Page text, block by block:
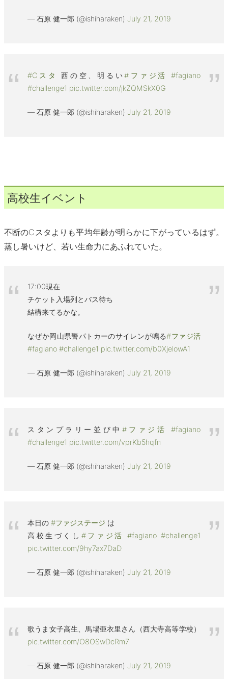
— 石原 健一郎 (@ishiharaken)July 21, 2019
#Cスタ 西の空、明るい#ファジ活
#fagiano
#challenge1 pic.twitter.com/jkZQMSkX0G
— 石原 健一郎 (@ishiharaken)July 21, 2019
高校生イベント
不断のCスタよりも平均年齢が明らかに下がっているはず。
蒸し暑いけど、若い生命力にあふれていた。
17:00現在
チケット入場列とバス待ち
結構来てるかな。
なぜか岡山県警パトカーのサイレンが鳴る#ファジ活
#fagiano #challenge1 pic.twitter.com/b0XjelowA1
— 石原 健一郎 (@ishiharaken)July 21, 2019
スタンプラリー並び中 #ファジ活
#fagiano
#challenge1 pic.twitter.com/vprKb5hqfn
— 石原 健一郎 (@ishiharaken)July 21, 2019
本日の#ファジステージ は
高校生づくし #ファジ活 #fagiano #challenge1
pic.twitter.com/9hy7ax7DaD
— 石原 健一郎 (@ishiharaken)July 21, 2019
歌うま女子高生、馬場亜衣里さん（西大寺高等学校）
pic.twitter.com/O8OSwDcRm7
— 石原 健一郎 (@ishiharaken)July 21, 2019